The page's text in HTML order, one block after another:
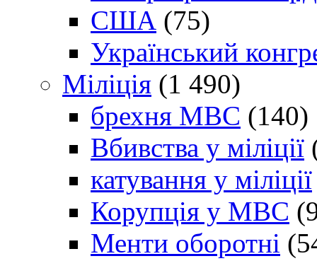
США (75)
Український
Міліція (1 490)
брехня МВС (140)
Вбивства у міліції
катування у міліції
Корупція у МВС
Менти оборотні